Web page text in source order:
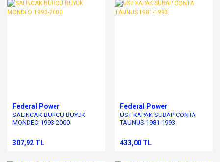
Federal Power
SALINCAK BURCU BÜYÜK
MONDEO 1993-2000
307,92 TL
Federal Power
ÜST KAPAK SUBAP CONTA
TAUNUS 1981-1993
433,00 TL